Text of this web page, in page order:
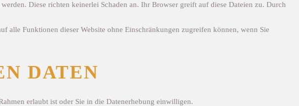
Diese richten keinerlei Schaden an. Ihr Browser greift auf diese Dateien zu. Durch
alle Funktionen dieser Website ohne Einschränkungen zugreifen können, wenn Sie
DATEN
erlaubt ist oder Sie in die Datenerhebung einwilligen.